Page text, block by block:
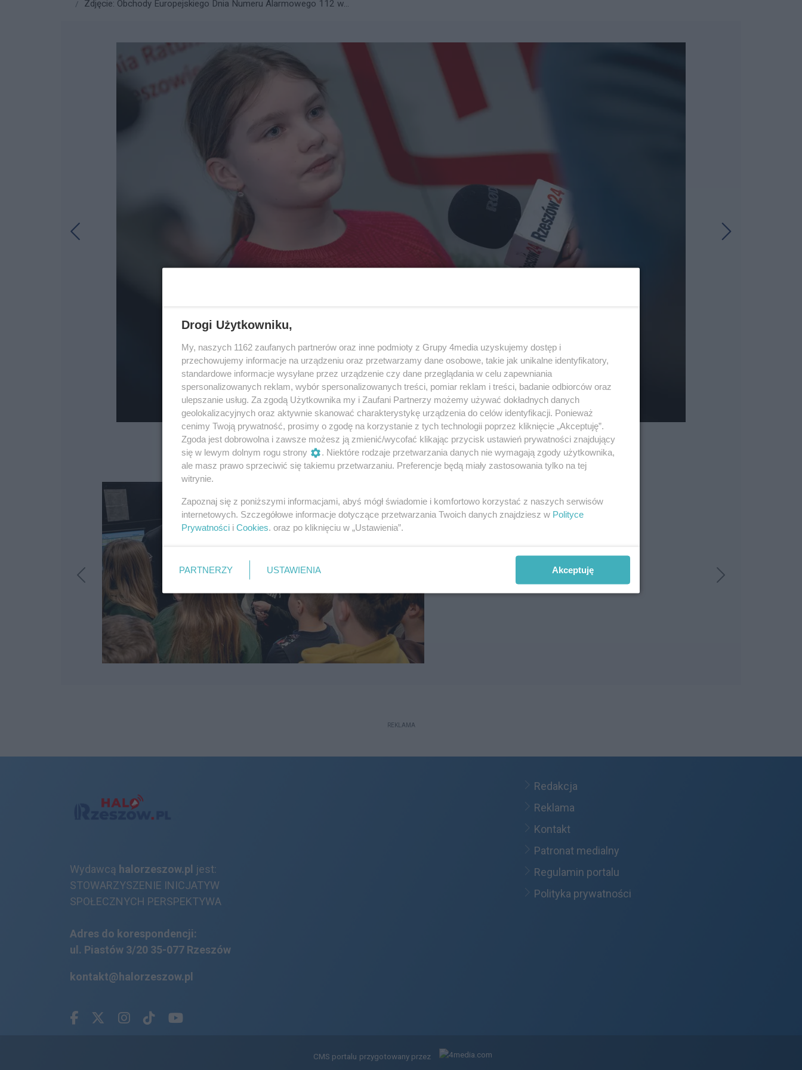
Zdjęcie: Obchody Europejskiego Dnia Numeru Alarmowego 112 w...
36 / 37
REKLAMA
Wydawcą halorzeszow.pl jest:
STOWARZYSZENIE INICJATYW
SPOŁECZNYCH PERSPEKTYWA
Adres do korespondencji:
ul. Piastów 3/20 35-077 Rzeszów
kontakt@halorzeszow.pl
Redakcja
Reklama
Kontakt
Patronat medialny
Regulamin portalu
Polityka prywatności
Facebook.com
X.comInstagram.com
Tiktok.com
Youtube.com
CMS portalu przygotowany przez
Drogi Użytkowniku,
My, naszych 1162 zaufanych partnerów oraz inne podmioty z Grupy 4media uzyskujemy dostęp i
przechowujemy informacje na urządzeniu oraz przetwarzamy dane osobowe, takie jak unikalne identyfikatory,
standardowe informacje wysyłane przez urządzenie czy dane przeglądania w celu zapewniania
spersonalizowanych reklam, wybór spersonalizowanych treści, pomiar reklam i treści, badanie odbiorców oraz
ulepszanie usług. Za zgodą Użytkownika my i Zaufani Partnerzy możemy używać dokładnych danych
geolokalizacyjnych oraz aktywnie skanować charakterystykę urządzenia do celów identyfikacji. Ponieważ
cenimy Twoją prywatność, prosimy o zgodę na korzystanie z tych technologii poprzez kliknięcie „Akceptuję”.
Zgoda jest dobrowolna i zawsze możesz ją zmienić/wycofać klikając przycisk ustawień prywatności znajdujący
się w lewym dolnym rogu strony
. Niektóre rodzaje przetwarzania danych nie wymagają zgody użytkownika,
ale masz prawo sprzeciwić się takiemu przetwarzaniu. Preferencje będą miały zastosowania tylko na tej
witrynie.
Zapoznaj się z poniższymi informacjami, abyś mógł świadomie i komfortowo korzystać z naszych serwisów
internetowych. Szczegółowe informacje dotyczące przetwarzania Twoich danych znajdziesz w Polityce
Prywatności i Cookies. oraz po kliknięciu w „Ustawienia”.
PARTNERZY USTAWIENIA Akceptuję